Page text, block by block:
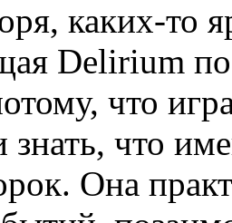
каких-то
Delirium
что
знать, что
Она